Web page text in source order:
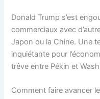
Donald Trump s’est
commerciaux avec
Japon ou la Chine. Une
inquiétante pour
trêve entre Pékin et
Comment faire avancer